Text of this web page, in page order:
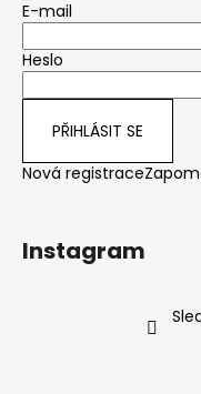
E-mail
Heslo
PŘIHLÁSIT SE
Nová registrace
Instagram